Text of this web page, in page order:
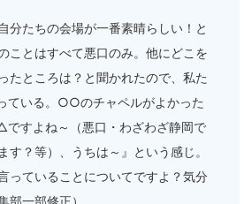
分たちの会場が一番素晴らしい！と
ことはすべて悪口のみ。他にどこを
たところは？と聞かれたので、私た
ている。○○のチャペルがよかった
すよね～（悪口・わざわざ静岡で
す？等）、うちは～』という感じ。
っていることについてですよ？気分